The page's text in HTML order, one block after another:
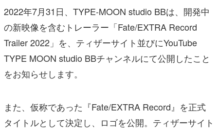
2022年7月31日、TYPE-MOON studio BBは、開発中
の新映像を含むトレーラー「Fate/EXTRA Record
Trailer 2022」を、ティザーサイト並びにYouTube
TYPE MOON studio BBチャンネルにて公開したこと
をお知らせします。
また、仮称であった『Fate/EXTRA Record』を正式
タイトルとして決定し、ロゴを公開。ティザーサイト